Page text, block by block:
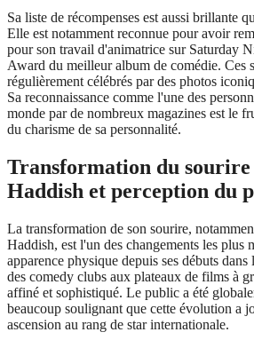
Sa liste de récompenses est aussi brillante
Elle est notamment reconnue pour avoir
pour son travail d'animatrice sur Saturday
Award du meilleur album de comédie. Ces
régulièrement célébrés par des photos
Sa reconnaissance comme l'une des
monde par de nombreux magazines est le
du charisme de sa personnalité.
Transformation du
Haddish et perception du
La transformation de son sourire,
Haddish, est l'un des changements les plus
apparence physique depuis ses débuts
des comedy clubs aux plateaux de films à
affiné et sophistiqué. Le public a été
beaucoup soulignant que cette évolution a
ascension au rang de star internationale.